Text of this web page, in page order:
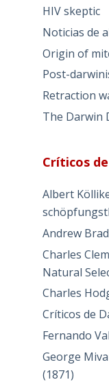
HIV skeptic
Noticias de
Origin of
Post-
Retraction
The Darwin
Críticos
Albert
Andrew
Charles
Natural
Charles
Críticos de
Fernando
George
(1871)